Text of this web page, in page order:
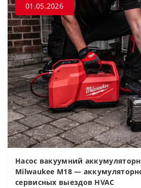
01.05.2026
Насос вакуумний
Milwaukee M18 —
сервисных выездов HVAC